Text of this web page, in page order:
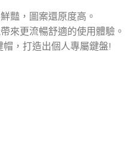
豔，圖案還原度高。
來更流暢舒適的使用體驗。
，打造出個人專屬鍵盤!